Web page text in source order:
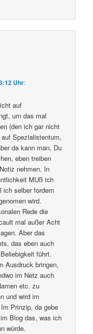
Uhr:
auf
um das mal
(den ich gar nicht
Spezialistentum,
da kann man, Du
eben treiben
nehmen. In
MUß ich
ich selber fordern
wird.
Rede die
mal außer Acht
Aber das
das eben auch
führt.
Ausdruck bringen,
im Netz auch
etc. zu
und wird im
Prinzip, da gebe
Blog das, was ich
würde.